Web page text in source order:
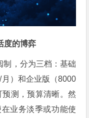
度的博弈
制，分为三档：基础
）和企业版（8000
测，预算清晰。然
业务淡季或功能使